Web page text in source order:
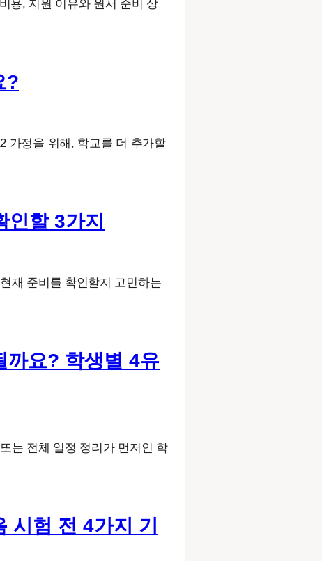
용, 지원 이유와 원서 준비 상
?
가정을 위해, 학교를 더 추가할
인할 3가지
재 준비를 확인할지 고민하는
요? 학생별 4유
는 전체 일정 정리가 먼저인 학
시험 전 4가지 기